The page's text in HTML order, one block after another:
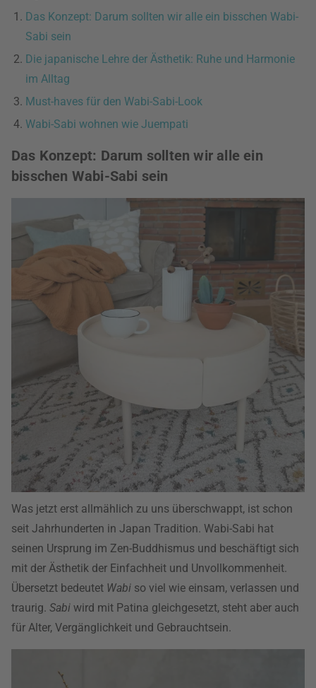
Das Konzept: Darum sollten wir alle ein bisschen Wabi-
Sabi sein
Die japanische Lehre der Ästhetik: Ruhe und Harmonie
im Alltag
Must-haves für den Wabi-Sabi-Look
Wabi-Sabi wohnen wie Juempati
Das Konzept: Darum sollten wir alle ein
bisschen Wabi-Sabi sein
Was jetzt erst allmählich zu uns überschwappt, ist schon
seit Jahrhunderten in Japan Tradition. Wabi-Sabi hat
seinen Ursprung im Zen-Buddhismus und beschäftigt sich
mit der Ästhetik der Einfachheit und Unvollkommenheit.
Übersetzt bedeutet Wabi so viel wie einsam, verlassen und
traurig. Sabi wird mit Patina gleichgesetzt, steht aber auch
für Alter, Vergänglichkeit und Gebrauchtsein.